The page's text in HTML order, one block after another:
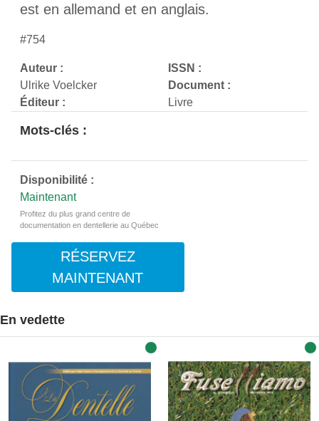
est en allemand et en anglais.
#754
Auteur :
Ulrike Voelcker
Éditeur :
ISSN :
Document :
Livre
Mots-clés :
Disponibilité :
Maintenant
Profitez du plus grand centre de
documentation en dentellerie au Québec
RÉSERVEZ
MAINTENANT
En vedette